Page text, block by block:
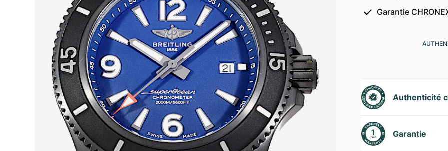
Garantie
Authenticité
Garantie